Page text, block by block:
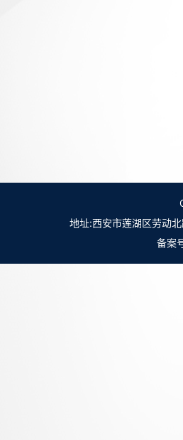
地址:西安市莲湖区劳动
备案